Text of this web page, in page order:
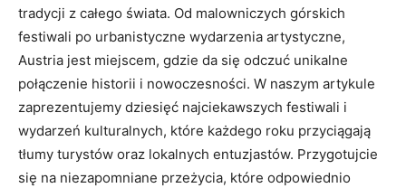
tradycji z‍ całego świata. Od malowniczych górskich
festiwali‌ po urbanistyczne wydarzenia artystyczne,
Austria ⁤jest miejscem, gdzie da się odczuć unikalne
połączenie historii i nowoczesności. W ⁢naszym​ artykule‍
zaprezentujemy dziesięć najciekawszych⁣ festiwali i
wydarzeń kulturalnych, ⁣które każdego ⁢roku ‍przyciągają
tłumy turystów oraz lokalnych entuzjastów. Przygotujcie
się na niezapomniane przeżycia, które odpowiednio